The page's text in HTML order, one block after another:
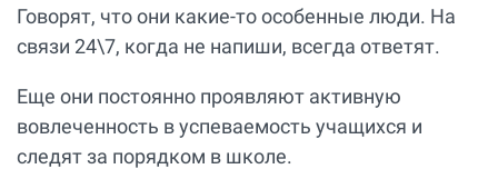
Говорят, что они какие-то особенные люди. На
связи 24\7, когда не напиши, всегда ответят.
Еще они постоянно проявляют активную
вовлеченность в успеваемость учащихся и
следят за порядком в школе.